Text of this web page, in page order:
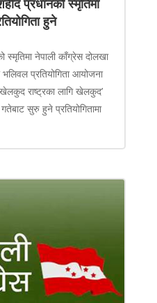
प्रधानको स्मृतिमा
हुने
स्मृतिमा नेपाली काँग्रेस दोलखा
प्रतियोगिता आयोजना
राष्ट्रका लागि खेलकुद’
सुरु हुने प्रतियोगितामा